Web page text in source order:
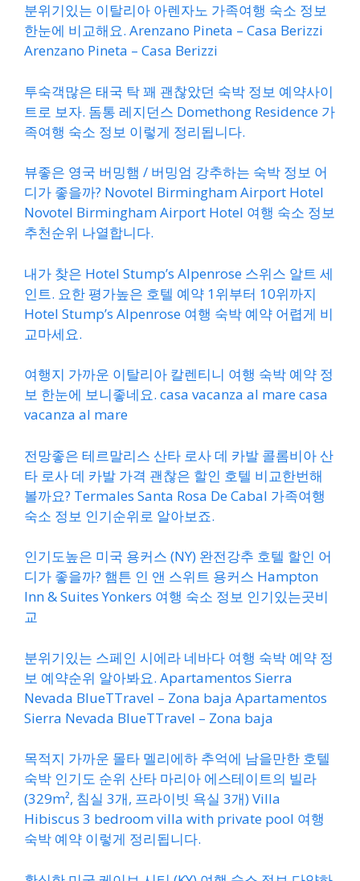
분위기있는 이탈리아 아렌자노 가족여행 숙소 정보
한눈에 비교해요. Arenzano Pineta – Casa Berizzi
Arenzano Pineta – Casa Berizzi
투숙객많은 태국 탁 꽤 괜찮았던 숙박 정보 예약사이
트로 보자. 돔통 레지던스 Domethong Residence 가
족여행 숙소 정보 이렇게 정리됩니다.
뷰좋은 영국 버밍햄 / 버밍엄 강추하는 숙박 정보 어
디가 좋을까? Novotel Birmingham Airport Hotel
Novotel Birmingham Airport Hotel 여행 숙소 정보
추천순위 나열합니다.
내가 찾은 Hotel Stump’s Alpenrose 스위스 알트 세
인트. 요한 평가높은 호텔 예약 1위부터 10위까지
Hotel Stump’s Alpenrose 여행 숙박 예약 어렵게 비
교마세요.
여행지 가까운 이탈리아 칼렌티니 여행 숙박 예약 정
보 한눈에 보니좋네요. casa vacanza al mare casa
vacanza al mare
전망좋은 테르말리스 산타 로사 데 카발 콜롬비아 산
타 로사 데 카발 가격 괜찮은 할인 호텔 비교한번해
볼까요? Termales Santa Rosa De Cabal 가족여행
숙소 정보 인기순위로 알아보죠.
인기도높은 미국 용커스 (NY) 완전강추 호텔 할인 어
디가 좋을까? 햄튼 인 앤 스위트 용커스 Hampton
Inn & Suites Yonkers 여행 숙소 정보 인기있는곳비
교
분위기있는 스페인 시에라 네바다 여행 숙박 예약 정
보 예약순위 알아봐요. Apartamentos Sierra
Nevada BlueTTravel – Zona baja Apartamentos
Sierra Nevada BlueTTravel – Zona baja
목적지 가까운 몰타 멜리에하 추억에 남을만한 호텔
숙박 인기도 순위 산타 마리아 에스테이트의 빌라
(329m², 침실 3개, 프라이빗 욕실 3개) Villa
Hibiscus 3 bedroom villa with private pool 여행
숙박 예약 이렇게 정리됩니다.